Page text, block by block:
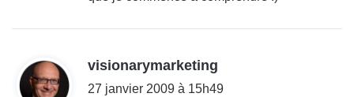
visionarymarketing
i
27 janvier 2009 à 15h49